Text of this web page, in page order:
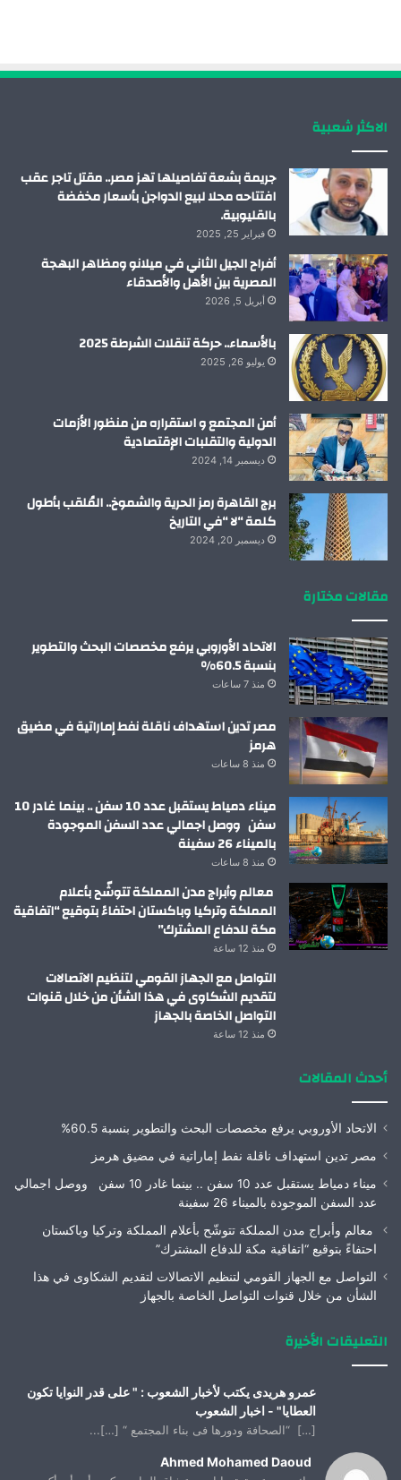
م
الاكثر شعبية
جريمة بشعة تفاصيلها تهز مصر.. مقتل تاجر عقب
افتتاحه محلا لبيع الدواجن بأسعار مخفضة
بالقليوبية.
فبراير 25, 2025
أفراح الجيل الثاني في ميلانو ومظاهر البهجة
المصرية بين الأهل والأصدقاء
أبريل 5, 2026
بالأسماء.. حركة تنقلات الشرطة 2025
يوليو 26, 2025
أمن المجتمع و استقراره من منظور الأزمات
الدولية والتقلبات الإقتصادية
ديسمبر 14, 2024
برج القاهرة رمز الحرية والشموخ.. المُلقب بأطول
كلمة “لا “في التاريخ
ديسمبر 20, 2024
مقالات مختارة
الاتحاد الأوروبي يرفع مخصصات البحث والتطوير
بنسبة 60.5%
منذ 7 ساعات
مصر تدين استهداف ناقلة نفط إماراتية في مضيق
هرمز
منذ 8 ساعات
ميناء دمياط يستقبل عدد 10 سفن .. بينما غادر 10
سفن ووصل اجمالي عدد السفن الموجودة
بالميناء 26 سفينة
منذ 8 ساعات
معالم وأبراج مدن المملكة تتوشّح بأعلام
المملكة وتركيا وباكستان احتفاءً بتوقيع “اتفاقية
مكة للدفاع المشترك”
منذ 12 ساعة
التواصل مع الجهاز القومي لتنظيم الاتصالات
لتقديم الشكاوى في هذا الشأن من خلال قنوات
التواصل الخاصة بالجهاز
منذ 12 ساعة
أحدث المقالات
الاتحاد الأوروبي يرفع مخصصات البحث والتطوير بنسبة 60.5%
مصر تدين استهداف ناقلة نفط إماراتية في مضيق هرمز
ميناء دمياط يستقبل عدد 10 سفن .. بينما غادر 10 سفن ووصل اجمالي
عدد السفن الموجودة بالميناء 26 سفينة
معالم وأبراج مدن المملكة تتوشّح بأعلام المملكة وتركيا وباكستان
احتفاءً بتوقيع “اتفاقية مكة للدفاع المشترك”
التواصل مع الجهاز القومي لتنظيم الاتصالات لتقديم الشكاوى في هذا
الشأن من خلال قنوات التواصل الخاصة بالجهاز
التعليقات الأخيرة
عمرو هريدى يكتب لأخبار الشعوب : " على قدر النوايا تكون
العطايا" - اخبار الشعوب
[…] “الصحافة ودورها فى بناء المجتمع “ […]...
Ahmed Mohamed Daoud